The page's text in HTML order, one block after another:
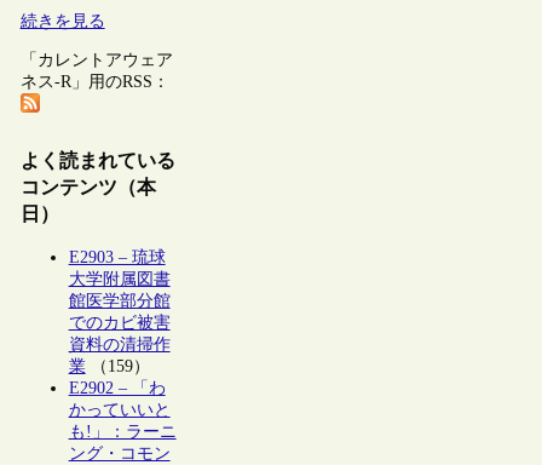
続きを見る
「カレントアウェア
ネス-R」用のRSS：
よく読まれている
コンテンツ（本
日）
E2903 – 琉球
大学附属図書
館医学部分館
でのカビ被害
資料の清掃作
業（159）
E2902 – 「わ
かっていいと
も!」：ラーニ
ング・コモン